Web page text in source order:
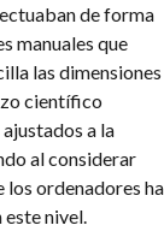
de forma
manuales que
las dimensiones
científico
a la
al considerar
los ordenadores ha
nivel.